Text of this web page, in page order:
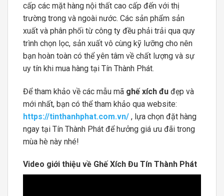
cấp các mặt hàng nội thất cao cấp đến với thị
trường trong và ngoài nước. Các sản phẩm sản
xuất và phân phối từ công ty đều phải trải qua quy
trình chọn lọc, sản xuất vô cùng kỹ lưỡng cho nên
bạn hoàn toàn có thể yên tâm về chất lượng và sự
uy tín khi mua hàng tại Tín Thành Phát.
Để tham khảo về các mẫu mã ghế xích đu đẹp và
mới nhất, bạn có thể tham khảo qua website:
https://tinthanhphat.com.vn/ , lựa chọn đặt hàng
ngay tại Tín Thành Phát để hưởng giá ưu đãi trong
mùa hè này nhé!
Video giới thiệu về Ghế Xích Đu Tín Thành Phát